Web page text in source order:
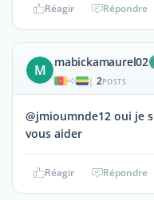
Réagir Répondre
M mabickamaurel02
| 2POSTS
@jmioumnde12 oui je
vous aider
Réagir Répondre